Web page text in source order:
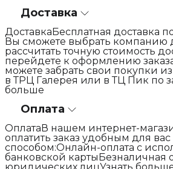
Доставка
ДоставкаБесплатная доставка
Вы сможете выбрать компанию
рассчитать точную стоимость
перейдете к оформлению
можете забрать свои покупки
в ТРЦ Галерея или в ТЦ Пик по
больше
Оплата
ОплатаВ нашем интернет-
оплатить заказ удобным для вас
способом:Онлайн-оплата с
банковской картыБезналичная